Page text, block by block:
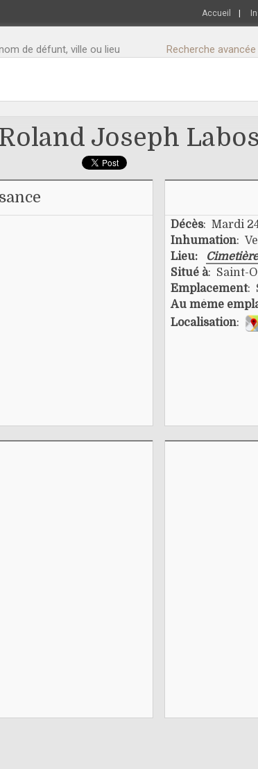
Accueil
de défunt, ville ou lieu Recherche avancée
Roland Joseph
Décès: Mardi
Inhumation:
Lieu:
Situé à: Saint-
Emplacement:
Au même
Localisation: